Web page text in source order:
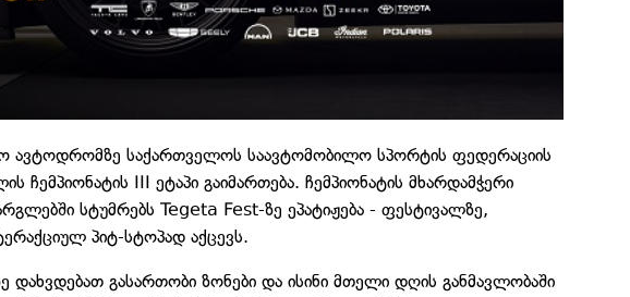
ავტოდრომზე საქართველოს საავტომობილო სპორტის ფედერაციის
ჩემპიონატის III ეტაპი გაიმართება. ჩემპიონატის მხარდამჭერი
სტუმრებს Tegeta Fest-ზე ეპატიჟება - ფესტივალზე,
პიტ-სტოპად აქცევს.
დახვდებათ გასართობი ზონები და ისინი მთელი დღის განმავლობაში